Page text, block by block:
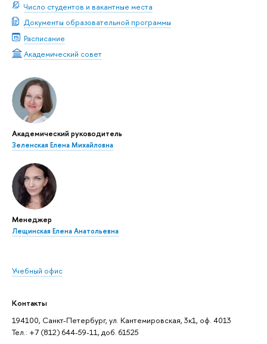
Число студентов и вакантные места
Документы образовательной программы
Расписание
Академический совет
Академический руководитель
Зеленская Елена Михайловна
Менеджер
Лещинская Елена Анатольевна
Учебный офис
Контакты
194100, Санкт-Петербург, ул. Кантемировская, 3к1, оф. 4013
Тел.: +7 (812) 644-59-11, доб. 61525